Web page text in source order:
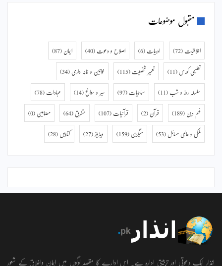
مقبول موضوعات
اخلاقیات (72) ادبیات (6) اصلاح و دعوت (40) ایمان (87)
تعلیمی کورس (11) تعمیر شخصیت (115) خواتین و خانہ داری (34)
سلسلہ روز و شب (11) سماجیات (97) سیر و سوانح (14) عبادات (78)
فہم دین (189) قرآن (2) قرآنیات (107) متفرق (64) مضامین (0)
ملکی و عالمی مسائل (53) میگزین (159) ویڈیوز (27) کتابیں (28)
انذار ایک دعوتی اور تربیتی ادارہ ہے۔ اس ادارے کا مقصد لوگوں میں ایمان واخلاق کے شعور